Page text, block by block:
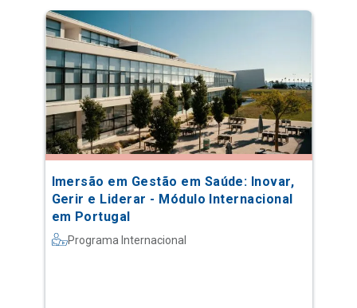
Imersão em Gestão em Saúde: Inovar,
Gerir e Liderar - Módulo Internacional
em Portugal
Programa Internacional